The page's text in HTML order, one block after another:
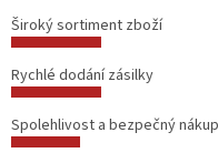
Široký sortiment zboží
Rychlé dodání zásilky
Spolehlivost a bezpečný nákup